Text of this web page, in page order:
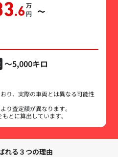
.6万円 〜
～5,000キロ
り、実際の車両とは異なる可能性
り査定額が異なります。
とに算出しています。
れる３つの理由